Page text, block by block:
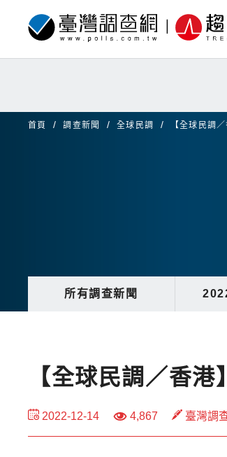
首頁 調查新聞 全球民調 【全球民調
所有調查新聞
【全球民調／香
2022-12-14 4,867 臺灣調